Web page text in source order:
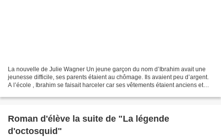
La nouvelle de Julie Wagner Un jeune garçon du nom d’Ibrahim avait une
jeunesse difficile, ses parents étaient au chômage. Ils avaient peu d’argent.
A l’école , Ibrahim se faisait harceler car ses vêtements étaient anciens et
Roman d'élève la suite de "La légende
d'octosquid"